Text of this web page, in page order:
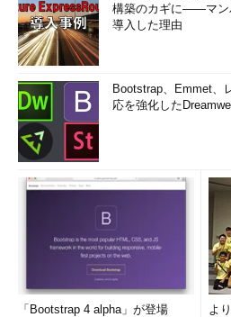
構築のカギに――マン
導入した理由
Bootstrap、Emmet、
応を強化した
「Bootstrap 4 alpha」が登場
よ